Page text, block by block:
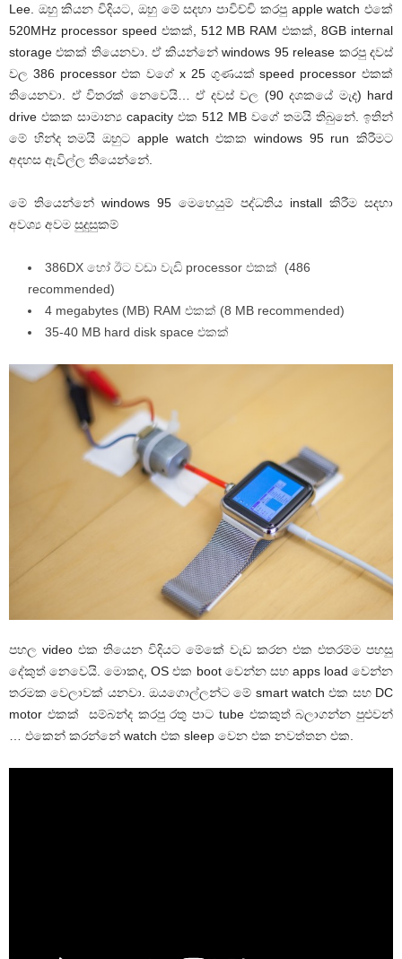
Lee. ඔහු කියන විදියට, ඔහු මේ සදහා පාවිච්චි කරපු apple watch එකේ
520MHz processor speed එකක්, 512 MB RAM එකක්, 8GB internal
storage එකක් තියෙනවා. ඒ කියන්නේ windows 95 release කරපු දවස්
වල 386 processor එක වගේ x 25 ගුණයක් speed processor එකක්
තියෙනවා. ඒ විතරක් නෙවෙයි… ඒ දවස් වල (90 දශකයේ මැද) hard
drive එකක සාමාන්‍ය capacity එක 512 MB වගේ තමයි තිබුනේ. ඉතින්
මේ හින්ද තමයි ඔහුට apple watch එකක windows 95 run කිරීමට
අදහස ඇවිල්ල තියෙන්නේ.
මේ තියෙන්නේ windows 95 මෙහෙයුම් පද්ධතිය install කිරීම සදහා
අවශ්‍ය අවම සුදුසුකම්
386DX හෝ ඊට වඩා වැඩි processor එකක් (486
recommended)
4 megabytes (MB) RAM එකක් (8 MB recommended)
35-40 MB hard disk space එකක්
පහල video එක තියෙන විදියට මේකේ වැඩ කරන එක එතරම්ම පහසු
දේකුත් නෙවෙයි. මොකද, OS එක boot වෙන්න සහ apps load වෙන්න
තරමක වෙලාවක් යනවා. ඔයගොල්ලන්ට මේ smart watch එක සහ DC
motor එකක් සම්බන්ද කරපු රතු පාට tube එකකුත් බලාගන්න පුළුවන්
… එකෙන් කරන්නේ watch එක sleep වෙන එක නවත්තන එක.